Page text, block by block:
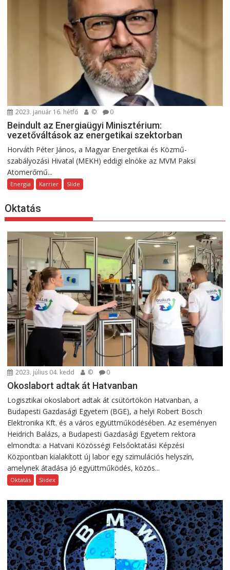
2023. január 16. hétfő © 0
Beindult az Energiaügyi Minisztérium:
vezetőváltások az energetikai szektorban
Horváth Péter János, a Magyar Energetikai és Közmű-
szabályozási Hivatal (MEKH) eddigi elnöke az MVM Paksi
Atomerőmű...
Energia Karrier Slide
Oktatás
2023. július 04. kedd © 0
Okoslabort adtak át Hatvanban
Logisztikai okoslabort adtak át csütörtökön Hatvanban, a
Budapesti Gazdasági Egyetem (BGE), a helyi Robert Bosch
Elektronika Kft. és a város együttműködésében. Az eseményen
Heidrich Balázs, a Budapesti Gazdasági Egyetem rektora
elmondta: a Hatvani Közösségi Felsőoktatási Képzési
Központban kialakított új labor egy szimulációs helyszín,
amelynek átadása jó együttműködés, közös...
Oktatás Slidex